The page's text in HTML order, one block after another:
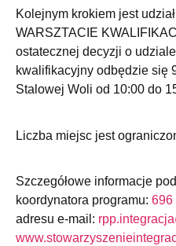
Kolejnym krokiem jest
WARSZTACIE
ostatecznej decyzji o
kwalifikacyjny odbędzie się
Stalowej Woli od 10:00 do
Liczba miejsc jest
Szczegółowe informacje
koordynatora programu: 696
adresu e-mail: